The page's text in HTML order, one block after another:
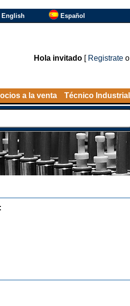
English Español
Hola invitado[ Registrateo
a la venta Técnico Industrial